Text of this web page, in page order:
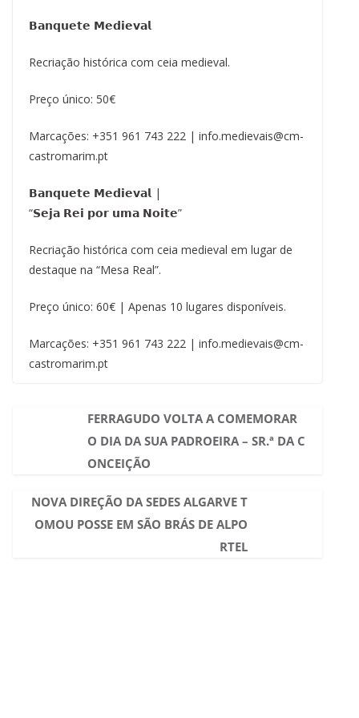
𝗕𝗮𝗻𝗾𝘂𝗲𝘁𝗲 𝗠𝗲𝗱𝗶𝗲𝘃𝗮𝗹
Recriação histórica com ceia medieval.
Preço único: 50€
Marcações: +351 961 743 222 | info.medievais@cm-
castromarim.pt
𝗕𝗮𝗻𝗾𝘂𝗲𝘁𝗲 𝗠𝗲𝗱𝗶𝗲𝘃𝗮𝗹 |
“𝗦𝗲𝗷𝗮 𝗥𝗲𝗶 𝗽𝗼𝗿 𝘂𝗺𝗮 𝗡𝗼𝗶𝘁𝗲”
Recriação histórica com ceia medieval em lugar de
destaque na “Mesa Real”.
Preço único: 60€ | Apenas 10 lugares disponíveis.
Marcações: +351 961 743 222 | info.medievais@cm-
castromarim.pt
FERRAGUDO VOLTA A COMEMORAR
O DIA DA SUA PADROEIRA – SR.ª DA C
ONCEIÇÃO
NOVA DIREÇÃO DA SEDES ALGARVE T
OMOU POSSE EM SÃO BRÁS DE ALPO
RTEL